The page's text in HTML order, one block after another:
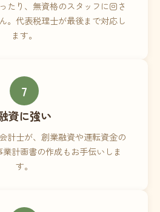
たり、無資格のスタッフに回さ
。代表税理士が最後まで対応し
ます。
7
資に強い
計士が、創業融資や運転資金の
計画書の作成もお手伝いしま
す。